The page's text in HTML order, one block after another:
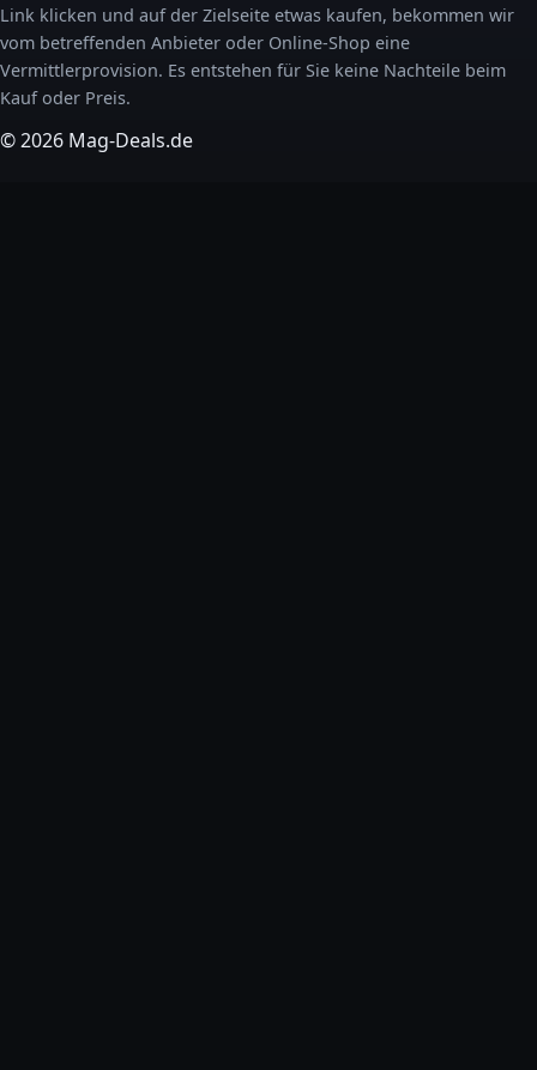
Link klicken und auf der Zielseite etwas kaufen, bekommen wir
vom betreffenden Anbieter oder Online-Shop eine
Vermittlerprovision. Es entstehen für Sie keine Nachteile beim
Kauf oder Preis.
© 2026 Mag-Deals.de